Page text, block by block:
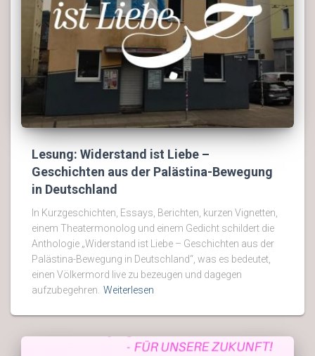
Lesung: Widerstand ist Liebe –
Geschichten aus der Palästina-Bewegung
in Deutschland
In Kurzgeschichten, Essays, Berichten, kurzen Vignetten,
einem Theatermonolog und einem Gedicht schildert die
Anthologie „Widerstand ist Liebe – Geschichten aus der
Palästina-Bewegung in Deutschland“, was es bedeutet,
einen Völkermord live zu bezeugen und dagegen
aufzubegehren. Weiterlesen